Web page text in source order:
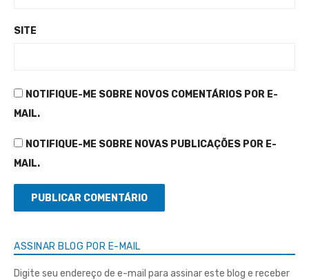
SITE
NOTIFIQUE-ME SOBRE NOVOS COMENTÁRIOS POR E-
MAIL.
NOTIFIQUE-ME SOBRE NOVAS PUBLICAÇÕES POR E-
MAIL.
ASSINAR BLOG POR E-MAIL
Digite seu endereço de e-mail para assinar este blog e receber